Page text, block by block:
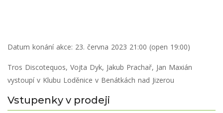
Datum konání akce: 23. června 2023 21:00 (open 19:00)
Tros Discotequos, Vojta Dyk, Jakub Prachař, Jan Maxián
vystoupí v Klubu Loděnice v Benátkách nad Jizerou
Vstupenky v prodeji